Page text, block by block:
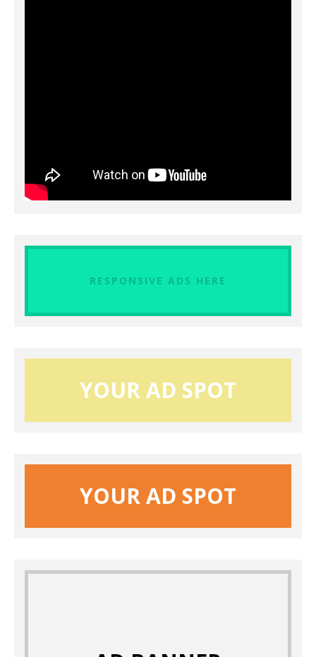
RESPONSIVE ADS HERE
YOUR AD SPOT
YOUR AD SPOT